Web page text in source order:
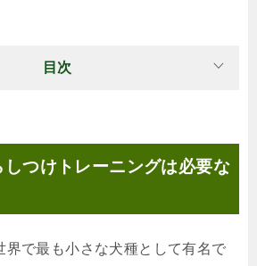
目次
つけトレーニングは必要な
界で最も小さな犬種として有名で